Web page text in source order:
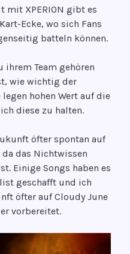
mit XPERION gibt es
Ecke, wo sich Fans
batteln können.
ihrem Team gehören
wie wichtig der
hohen Wert auf die
diese zu halten.
öfter spontan auf
das Nichtwissen
Einige Songs haben es
geschafft und ich
öfter auf Cloudy June
vorbereitet.